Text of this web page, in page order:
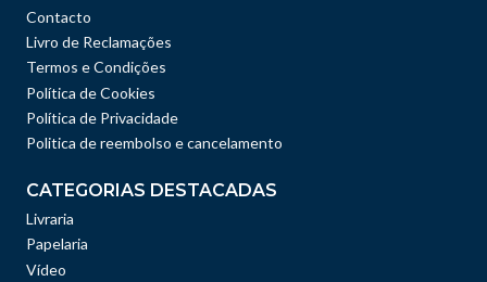
Contacto
Livro de Reclamações
Termos e Condições
Política de Cookies
Política de Privacidade
Politica de reembolso e cancelamento
CATEGORIAS DESTACADAS
Livraria
Papelaria
Vídeo